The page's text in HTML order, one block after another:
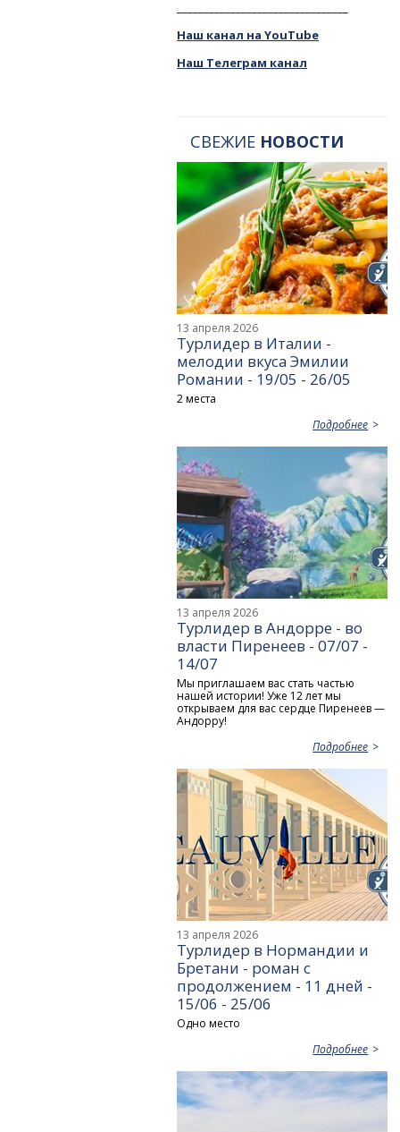
Наш канал на YouTube
Наш Телеграм канал
СВЕЖИЕ НОВОСТИ
13 апреля 2026
Турлидер в Италии -
мелодии вкуса Эмилии
Романии - 19/05 - 26/05
2 места
Подробнее
13 апреля 2026
Турлидер в Андорре - во
власти Пиренеев - 07/07 -
14/07
Мы приглашаем вас стать частью
нашей истории! Уже 12 лет мы
открываем для вас сердце Пиренеев —
Андорру!
Подробнее
13 апреля 2026
Турлидер в Нормандии и
Бретани - роман с
продолжением - 11 дней -
15/06 - 25/06
Одно место
Подробнее